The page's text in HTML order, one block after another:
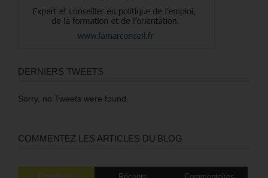
DERNIERS TWEETS
Sorry, no Tweets were found.
COMMENTEZ LES ARTICLES DU BLOG